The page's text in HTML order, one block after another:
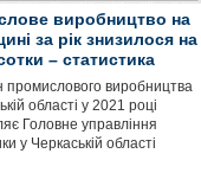
виробництво на
за рік знизилося на
– статистика
промислового виробництва
області у 2021 році
Головне управління
у Черкаській області